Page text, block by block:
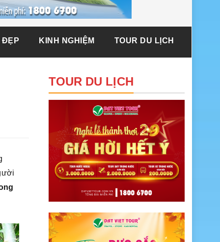
ĐẸP KINH NGHIỆM TOUR DU LỊCH
TOUR DU LỊCH